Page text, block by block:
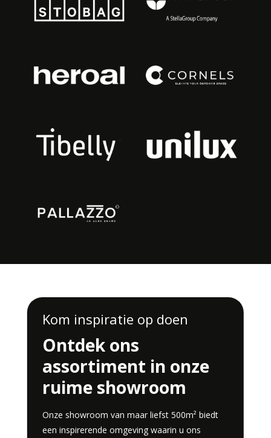
Kom inspiratie op doen
Ontdek ons
assortiment in onze
ruime showroom
Onze showroom van maar liefst 500m² biedt
een inspirerende omgeving waarin u ons